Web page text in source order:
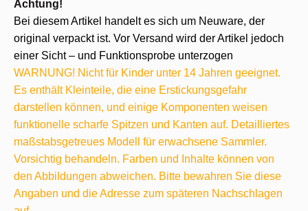
Achtung!
Bei diesem Artikel handelt es sich um Neuware, der
original verpackt ist. Vor Versand wird der Artikel jedoch
einer Sicht – und Funktionsprobe unterzogen
WARNUNG! Nicht für Kinder unter 14 Jahren geeignet.
Es enthält Kleinteile, die eine Erstickungsgefahr
darstellen können, und einige Komponenten weisen
funktionelle scharfe Spitzen und Kanten auf. Detailliertes
maßstabsgetreues Modell für erwachsene Sammler.
Vorsichtig behandeln. Farben und Inhalte können von
den Abbildungen abweichen. Bitte bewahren Sie diese
Angaben und die Adresse zum späteren Nachschlagen